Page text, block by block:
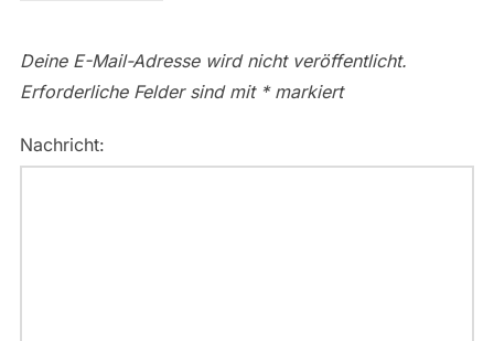
Deine E-Mail-Adresse wird nicht veröffentlicht.
Erforderliche Felder sind mit *markiert
Nachricht: